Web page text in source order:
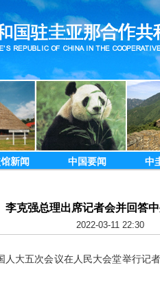
新闻 中国要闻 中
李克强总理出席记者会并回答
2022-03-11 22:30
人大五次会议在人民大会堂举行记